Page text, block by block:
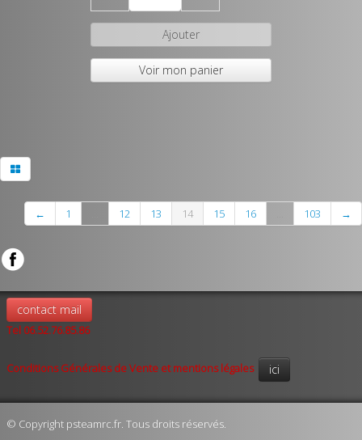
Ajouter
Voir mon panier
← 1 12 13 14 15 16 103 →
contact mail
Tel 06.52.76.85.86
Conditions Générales de Vente et mentions légales ici
© Copyright psteamrc.fr. Tous droits réservés.